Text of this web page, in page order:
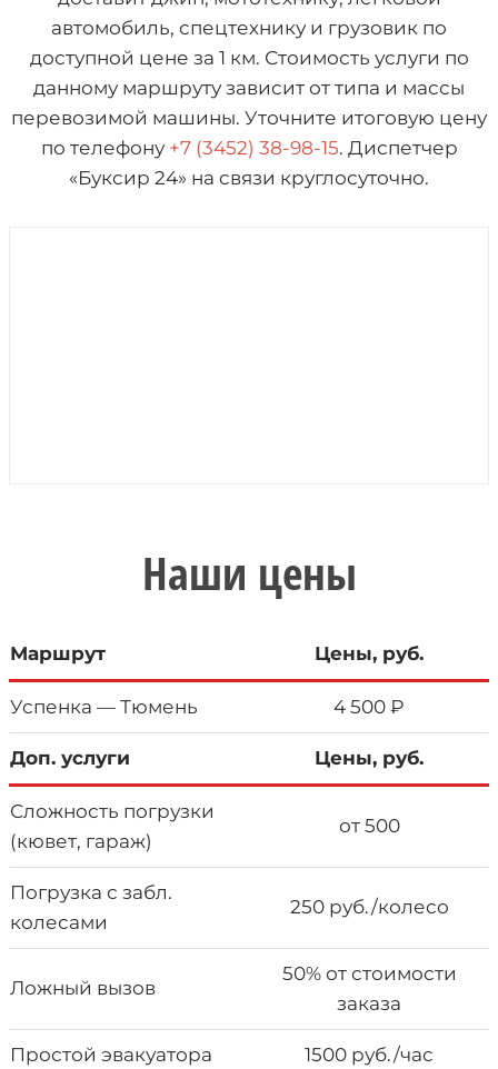
автомобиль, спецтехнику и грузовик по
доступной цене за 1 км. Стоимость услуги по
данному маршруту зависит от типа и массы
перевозимой машины. Уточните итоговую цену
по телефону +7 (3452) 38-98-15. Диспетчер
«Буксир 24» на связи круглосуточно.
Наши цены
Маршрут Цены, руб.
Успенка — Тюмень 4 500 ₽
Доп. услуги Цены, руб.
Сложность погрузки
(кювет, гараж)
от 500
Погрузка с забл.
колесами
250 руб./колесо
Ложный вызов
50% от стоимости
заказа
Простой эвакуатора 1500 руб./час